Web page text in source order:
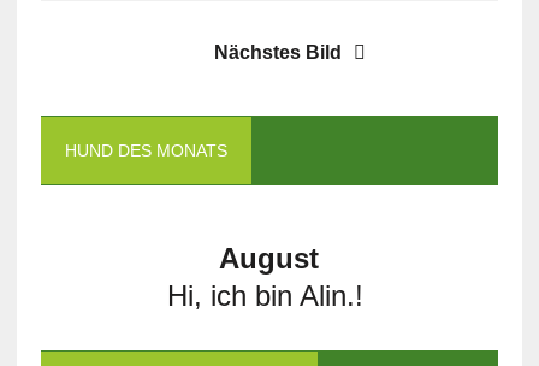
Nächstes Bild
HUND DES MONATS
August
Hi, ich bin Alin.!